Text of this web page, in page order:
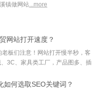
镇做网站...more
网站打开速度？
老板们注意！网站打开慢半秒，客
3C、家具类工厂，产品图多、插
秒内
如何选取SEO关键词？